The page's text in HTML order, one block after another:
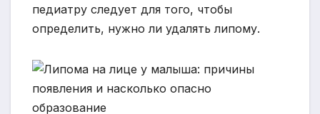
педиатру следует для того, чтобы
определить, нужно ли удалять липому.